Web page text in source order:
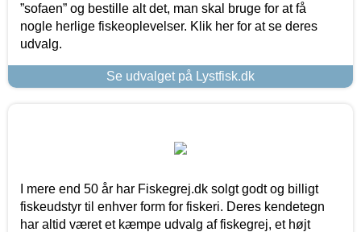
”sofaen” og bestille alt det, man skal bruge for at få
nogle herlige fiskeoplevelser. Klik her for at se deres
udvalg.
Se udvalget på Lystfisk.dk
I mere end 50 år har Fiskegrej.dk solgt godt og billigt
fiskeudstyr til enhver form for fiskeri. Deres kendetegn
har altid været et kæmpe udvalg af fiskegrej, et højt